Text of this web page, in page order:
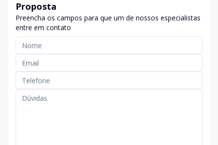
Proposta
Preencha os campos para que um de nossos especialistas
entre em contato